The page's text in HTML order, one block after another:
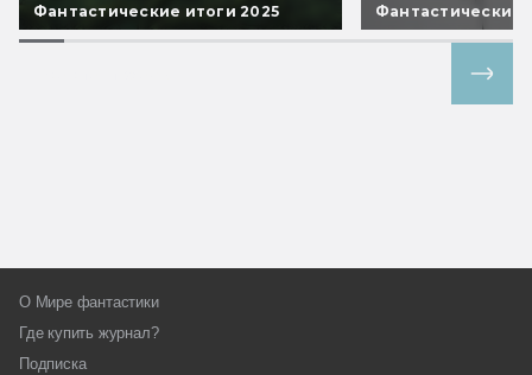
Фантастические итоги 2025 Фантастические
О Мире фантастики
Где купить журнал?
Подписка